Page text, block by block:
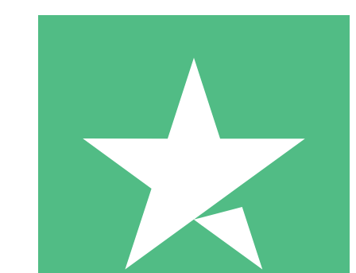
Individuella Kreditpaket
Betala per användning med nedladdningskrediter. Inget
1 Nedladdningar
10 00